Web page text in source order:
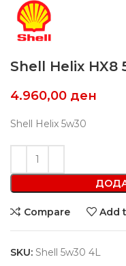
Shell Helix HX8
4.960,00 ден
Shell Helix 5w30
Compare Add
SKU: Shell 5w30 4L